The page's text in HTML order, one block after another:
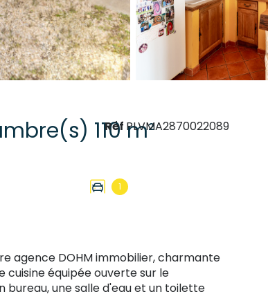
Maison 5 pièce(s) 3 chambre(s) 110 m²
1
Réf PLVMA2870022089
agence DOHM immobilier, charmante
cuisine équipée ouverte sur le
bureau, une salle d'eau et un toilette